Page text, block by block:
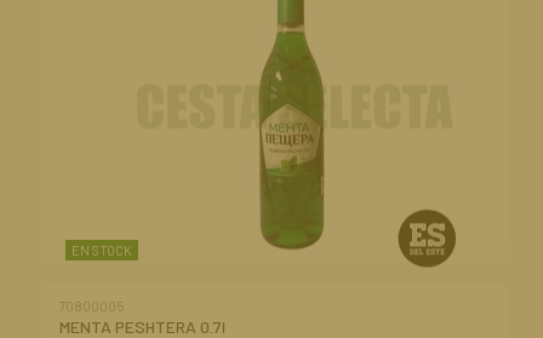
EN STOCK
70800005
MENTA PESHTERA 0.7l